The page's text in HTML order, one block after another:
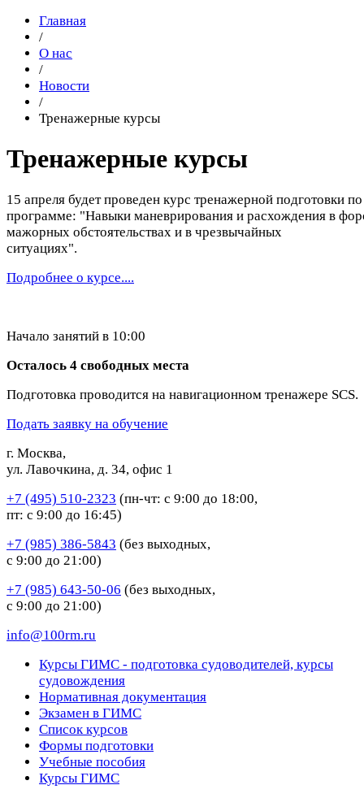
Главная
/
О нас
/
Новости
/
Тренажерные курсы
Тренажерные курсы
15 апреля будет проведен курс тренажерной подготовки по
программе: "Навыки маневрирования и расхождения в
мажорных обстоятельствах и в чрезвычайных
ситуациях".
Подробнее о курсе....
Начало занятий в 10:00
Осталось 4 свободных места
Подготовка проводится на навигационном тренажере SCS.
Подать заявку на обучение
г. Москва,
ул. Лавочкина, д. 34, офис 1
+7 (495) 510-2323 (пн-чт: с 9:00 до 18:00,
пт: с 9:00 до 16:45)
+7 (985) 386-5843 (без выходных,
с 9:00 до 21:00)
+7 (985) 643-50-06 (без выходных,
с 9:00 до 21:00)
info@100rm.ru
Курсы ГИМС - подготовка судоводителей, курсы
судовождения
Нормативная документация
Экзамен в ГИМС
Список курсов
Формы подготовки
Учебные пособия
Курсы ГИМС